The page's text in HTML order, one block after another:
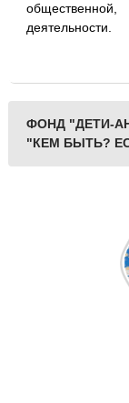
деятельности.
ФОНД "ДЕТИ-
"КЕМ БЫТЬ?